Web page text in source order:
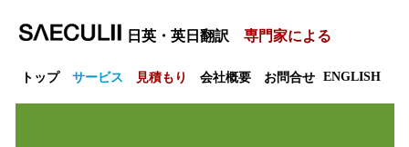
日英・英日翻訳 専門家による
トップ サービス 見積もり 会社概要 お問合せ ENGLISH